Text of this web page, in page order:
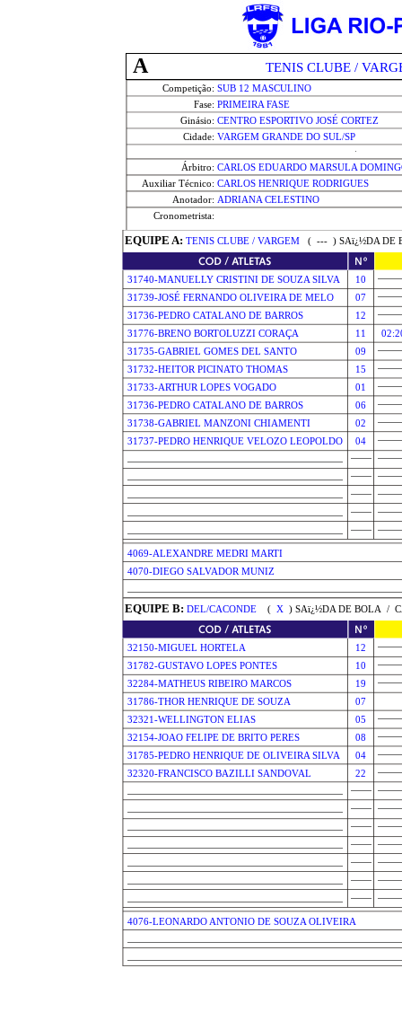
A TENIS CLUBE /
Competição: SUB 12 MASCULINO
Fase: PRIMEIRA FASE
Ginásio: CENTRO ESPORTIVO JOSÉ CORTEZ
Cidade: VARGEM GRANDE DO SUL/SP
Árbitro: CARLOS EDUARDO MARSULA
Auxiliar Técnico: CARLOS HENRIQUE RODRIGUES
Anotador: ADRIANA CELESTINO
Cronometrista:
EQUIPE A: TENIS CLUBE / VARGEM ( --- ) SAï¿½DA
31740-MANUELLY CRISTINI DE SOUZA SILVA
10
31739-JOSÉ FERNANDO OLIVEIRA DE MELO
07
31736-PEDRO CATALANO DE BARROS
12
31776-BRENO BORTOLUZZI CORAÇA
11
31735-GABRIEL GOMES DEL SANTO
09
31732-HEITOR PICINATO THOMAS
15
31733-ARTHUR LOPES VOGADO
01
31736-PEDRO CATALANO DE BARROS
06
31738-GABRIEL MANZONI CHIAMENTI
02
31737-PEDRO HENRIQUE VELOZO LEOPOLDO
04
4069-ALEXANDRE MEDRI MARTI
4070-DIEGO SALVADOR MUNIZ
EQUIPE B: DEL/CACONDE ( X ) SAï¿½DA DE BOLA /
32150-MIGUEL HORTELA
12
31782-GUSTAVO LOPES PONTES
10
32284-MATHEUS RIBEIRO MARCOS
19
31786-THOR HENRIQUE DE SOUZA
07
32321-WELLINGTON ELIAS
05
32154-JOAO FELIPE DE BRITO PERES
08
31785-PEDRO HENRIQUE DE OLIVEIRA SILVA
04
32320-FRANCISCO BAZILLI SANDOVAL
22
4076-LEONARDO ANTONIO DE SOUZA OLIVEIRA